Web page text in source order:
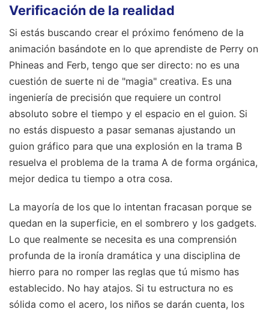
Verificación de la realidad
Si estás buscando crear el próximo fenómeno de la
animación basándote en lo que aprendiste de Perry on
Phineas and Ferb, tengo que ser directo: no es una
cuestión de suerte ni de "magia" creativa. Es una
ingeniería de precisión que requiere un control
absoluto sobre el tiempo y el espacio en el guion. Si
no estás dispuesto a pasar semanas ajustando un
guion gráfico para que una explosión en la trama B
resuelva el problema de la trama A de forma orgánica,
mejor dedica tu tiempo a otra cosa.
La mayoría de los que lo intentan fracasan porque se
quedan en la superficie, en el sombrero y los gadgets.
Lo que realmente se necesita es una comprensión
profunda de la ironía dramática y una disciplina de
hierro para no romper las reglas que tú mismo has
establecido. No hay atajos. Si tu estructura no es
sólida como el acero, los niños se darán cuenta, los